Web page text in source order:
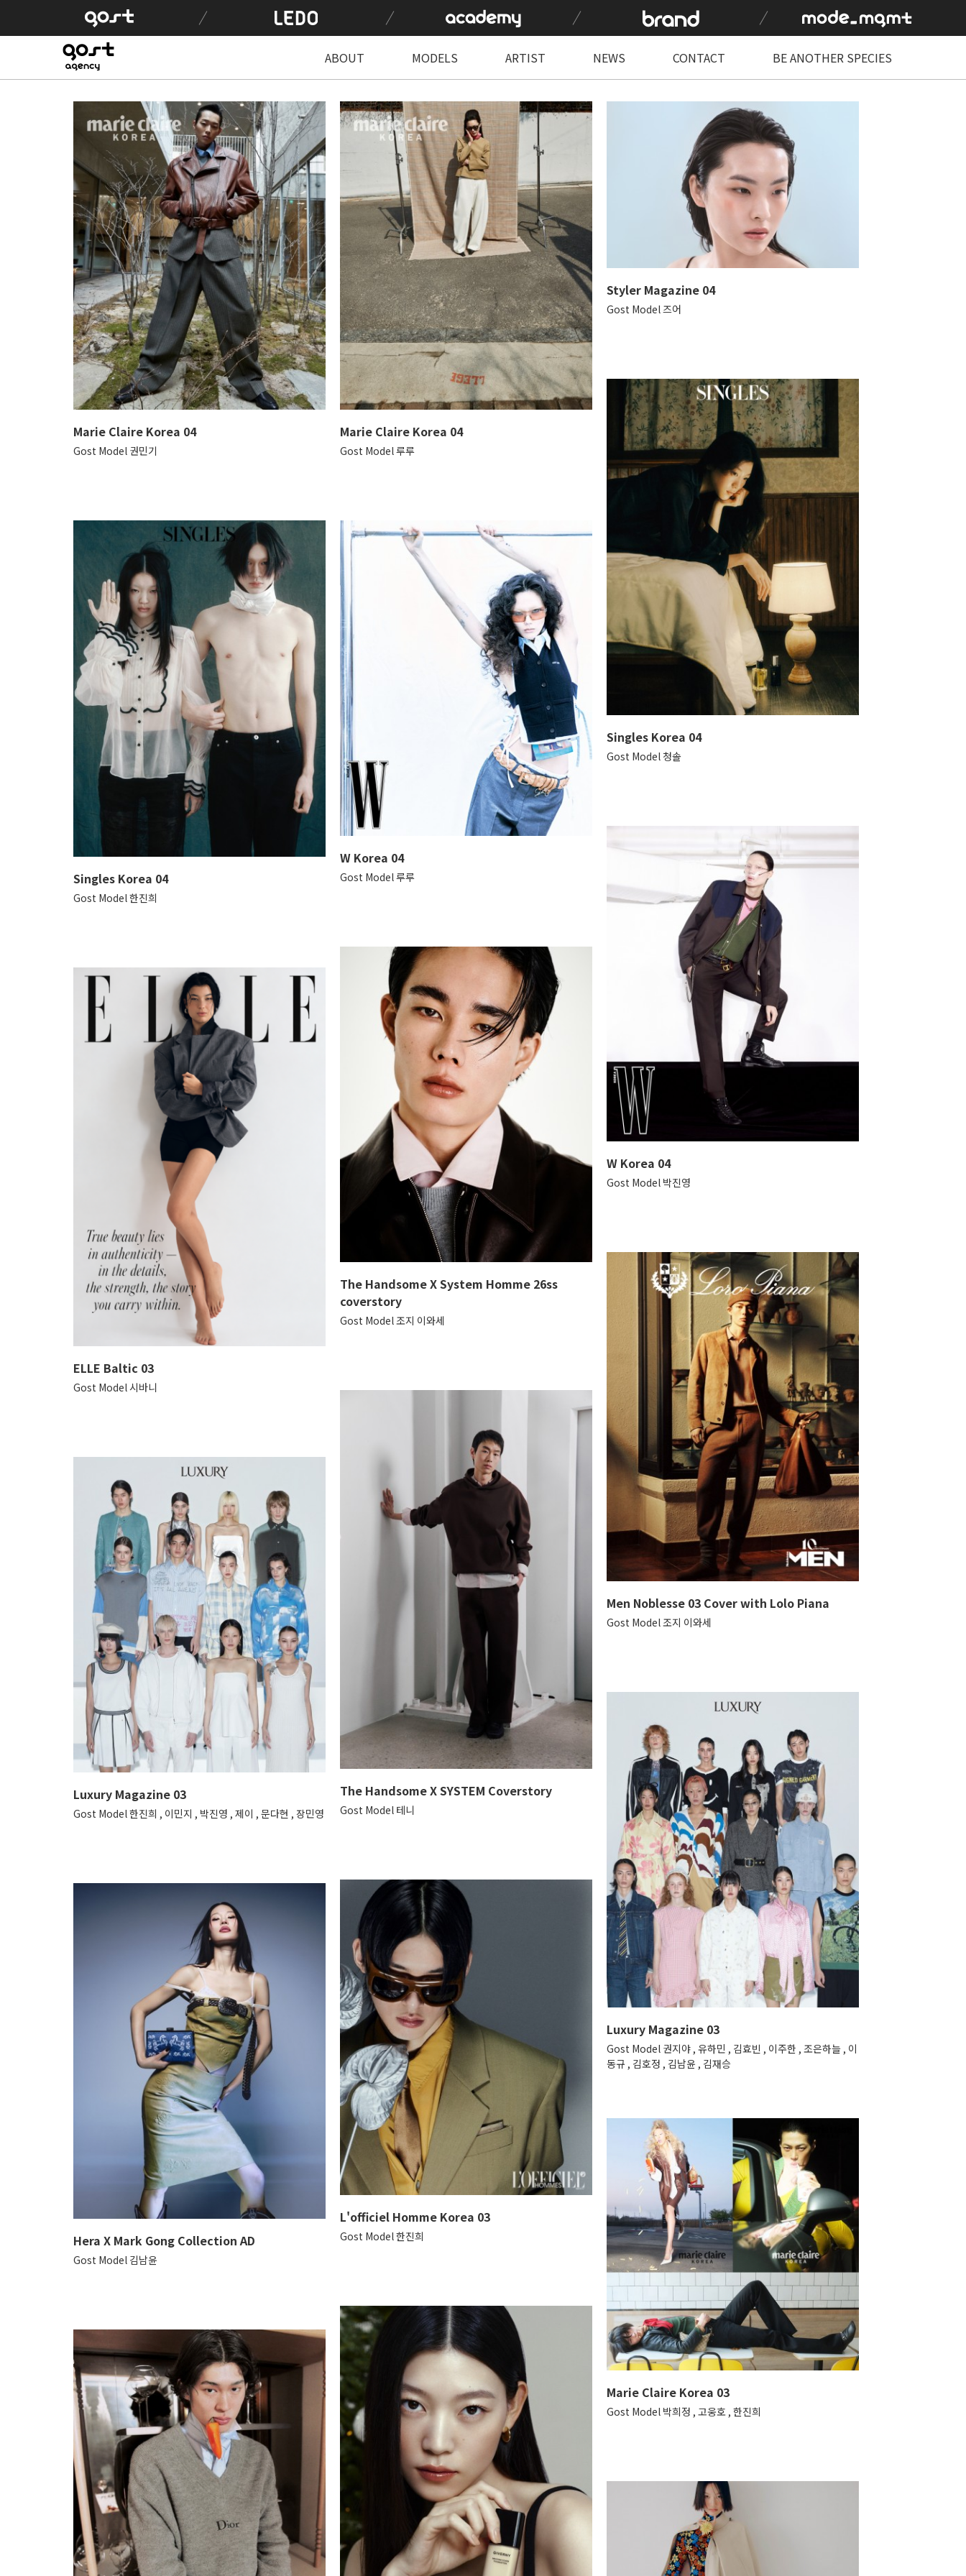
ABOUT MODELS ARTIST NEWS CONTACT BE ANOTHER SPECIES
Marie Claire Korea 04
Gost Model 권민기
Marie Claire Korea 04
Gost Model 루루
Styler Magazine 04
Gost Model 즈어
Singles Korea 04
Gost Model 청솔
Singles Korea 04
Gost Model 한진희
W Korea 04
Gost Model 루루
W Korea 04
Gost Model 박진영
The Handsome X System Homme 26ss
coverstory
Gost Model 조지 이와세
ELLE Baltic 03
Gost Model 시바니
Men Noblesse 03 Cover with Lolo Piana
Gost Model 조지 이와세
The Handsome X SYSTEM Coverstory
Gost Model 테니
Luxury Magazine 03
Gost Model 한진희 , 이민지 , 박진영 , 제이 , 문다현 , 장민영
Luxury Magazine 03
Gost Model 권지야 , 유하민 , 김효빈 , 이주한 , 조은하늘 , 이
동규 , 김호정 , 김남윤 , 김재승
L'officiel Homme Korea 03
Gost Model 한진희
Hera X Mark Gong Collection AD
Gost Model 김남윤
Marie Claire Korea 03
Gost Model 박희정 , 고웅호 , 한진희